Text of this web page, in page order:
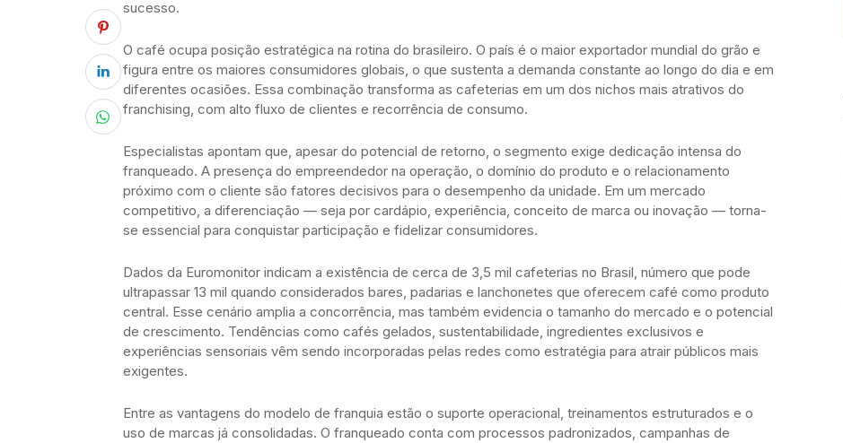
sucesso.
O café ocupa posição estratégica na rotina do brasileiro. O país é o maior exportador mundial do grão e
figura entre os maiores consumidores globais, o que sustenta a demanda constante ao longo do dia e em
diferentes ocasiões. Essa combinação transforma as cafeterias em um dos nichos mais atrativos do
franchising, com alto fluxo de clientes e recorrência de consumo.
Especialistas apontam que, apesar do potencial de retorno, o segmento exige dedicação intensa do
franqueado. A presença do empreendedor na operação, o domínio do produto e o relacionamento
próximo com o cliente são fatores decisivos para o desempenho da unidade. Em um mercado
competitivo, a diferenciação — seja por cardápio, experiência, conceito de marca ou inovação — torna-
se essencial para conquistar participação e fidelizar consumidores.
Dados da Euromonitor indicam a existência de cerca de 3,5 mil cafeterias no Brasil, número que pode
ultrapassar 13 mil quando considerados bares, padarias e lanchonetes que oferecem café como produto
central. Esse cenário amplia a concorrência, mas também evidencia o tamanho do mercado e o potencial
de crescimento. Tendências como cafés gelados, sustentabilidade, ingredientes exclusivos e
experiências sensoriais vêm sendo incorporadas pelas redes como estratégia para atrair públicos mais
exigentes.
Entre as vantagens do modelo de franquia estão o suporte operacional, treinamentos estruturados e o
uso de marcas já consolidadas. O franqueado conta com processos padronizados, campanhas de